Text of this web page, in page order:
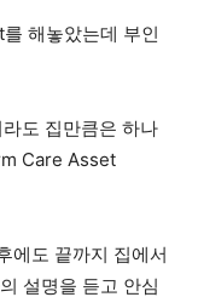
해놓았는데 부인
도 집만큼은 하나
Care Asset
에도 끝까지 집에서
설명을 듣고 안심